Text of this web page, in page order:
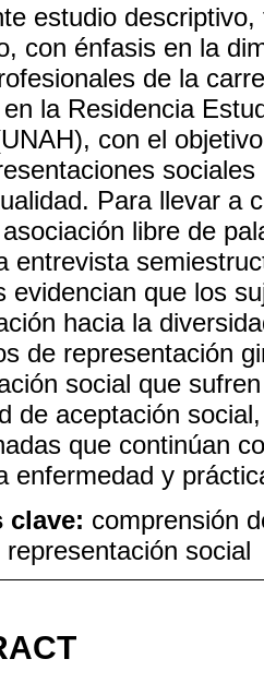
estudio
con énfasis en la
de la
la Residencia
con el
Para llevar a
libre de
entrevista
evidencian que los
hacia la
de representación
social que
de aceptación
que continúan
enfermedad y
clave: comprensión
social